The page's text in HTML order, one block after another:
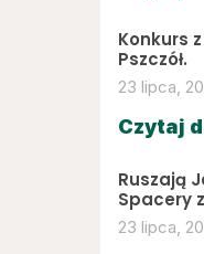
Konkurs
Pszczół.
23 lipca,
Czytaj
Ruszają
Spacery
23 lipca,